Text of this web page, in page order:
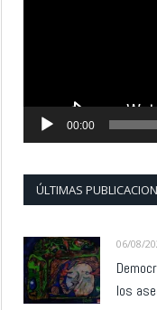
00:00
ÚLTIMAS
06/08/
los